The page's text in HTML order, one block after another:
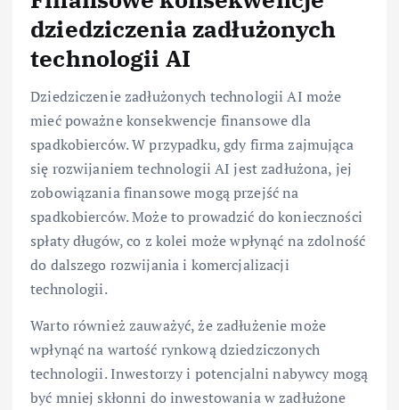
dziedziczenia zadłużonych
technologii AI
Dziedziczenie zadłużonych technologii AI może
mieć poważne konsekwencje finansowe dla
spadkobierców. W przypadku, gdy firma zajmująca
się rozwijaniem technologii AI jest zadłużona, jej
zobowiązania finansowe mogą przejść na
spadkobierców. Może to prowadzić do konieczności
spłaty długów, co z kolei może wpłynąć na zdolność
do dalszego rozwijania i komercjalizacji
technologii.
Warto również zauważyć, że zadłużenie może
wpłynąć na wartość rynkową dziedziczonych
technologii. Inwestorzy i potencjalni nabywcy mogą
być mniej skłonni do inwestowania w zadłużone